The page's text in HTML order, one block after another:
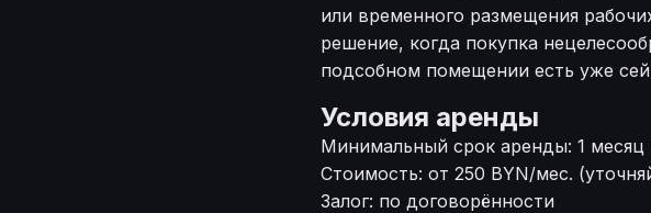
или временного размещения
решение, когда покупка
подсобном помещении есть уже
Условия аренды
Минимальный срок аренды: 1 месяц
Стоимость: от 250 BYN/мес.
Залог: по договорённости